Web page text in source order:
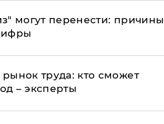
могут перенести: причины
труда: кто сможет
– эксперты